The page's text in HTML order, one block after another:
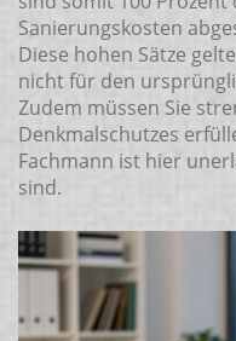
Sanierungskosten
Diese hohen Sätze
nicht für den
Zudem müssen Sie
Denkmalschutzes
Fachmann ist hier
sind.